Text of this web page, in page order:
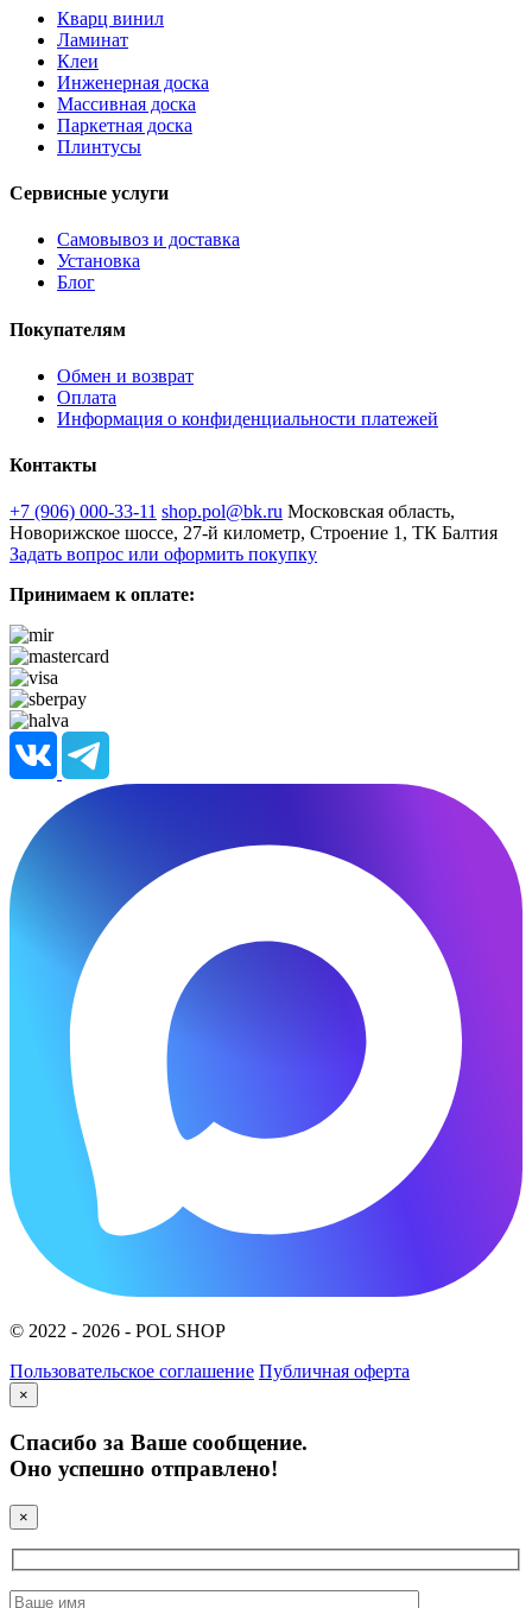
Кварц винил
Ламинат
Клеи
Инженерная доска
Массивная доска
Паркетная доска
Плинтусы
Сервисные услуги
Самовывоз и доставка
Установка
Блог
Покупателям
Обмен и возврат
Оплата
Информация о конфиденциальности платежей
Контакты
+7 (906) 000-33-11 shop.pol@bk.ru Московская область,
Новорижское шоссе, 27-й километр, Строение 1, ТК Балтия
Задать вопрос или оформить покупку
Принимаем к оплате:
© 2022 - 2026 - POL SHOP
Пользовательское соглашение Публичная оферта
×
Спасибо за Ваше сообщение.
Оно успешно отправлено!
×